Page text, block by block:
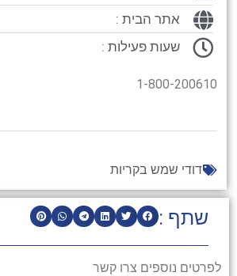
שתף :
לפרטים נוספים צרו קשר
אתר הבית :
שעות פעילות :
1-800-200610
דודי שמש בקריות